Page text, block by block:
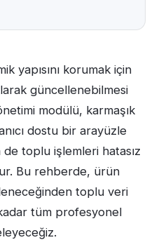
yapısını korumak için
güncellenebilmesi
modülü, karmaşık
dostu bir arayüzle
toplu işlemleri hatasız
Bu rehberde, ürün
toplu veri
tüm profesyonel